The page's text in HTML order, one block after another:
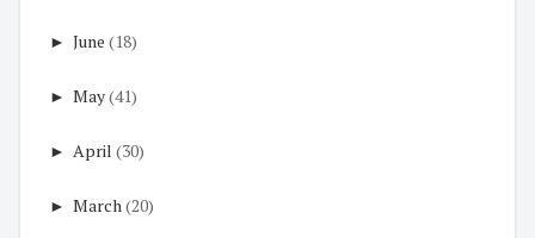
► June (18)
► May(41)
► April (30)
► March(20)